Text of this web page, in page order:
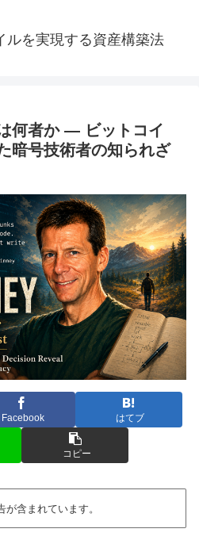
ルを実現する資産構築法
何者か — ビットコイ
暗号技術者の知られざ
Facebook はてブ
コピー
が含まれています。